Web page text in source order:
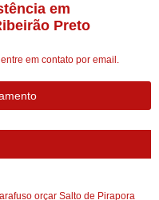
em
Preto
em contato por email.
orçar Salto de Pirapora